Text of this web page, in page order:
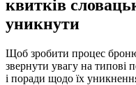
квитків
уникнути
Щоб зробити процес
звернути увагу на типові
і поради щодо їх